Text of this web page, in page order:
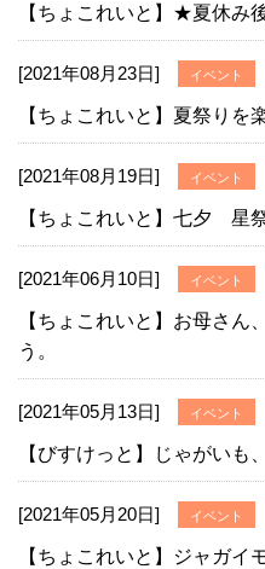
【ちょこれいと】★夏休み
[2021年08月23日] イベント
【ちょこれいと】夏祭りを
[2021年08月19日] イベント
【ちょこれいと】七夕 星
[2021年06月10日] イベント
【ちょこれいと】お母さん
う。
[2021年05月13日] イベント
【びすけっと】じゃがいも
[2021年05月20日] イベント
【ちょこれいと】ジャガイ